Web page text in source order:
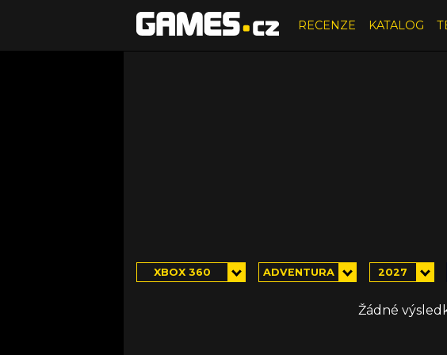
RECENZE KATALOG
XBOX 360 ADVENTURA 2027
Žádné